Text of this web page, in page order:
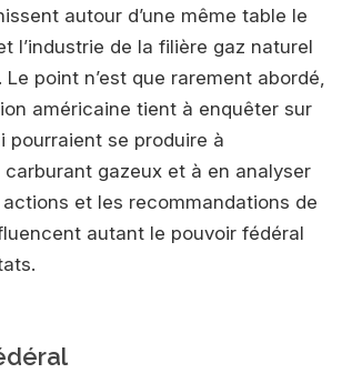
autour d’une même table le
l’industrie de la filière gaz naturel
point n’est que rarement abordé,
américaine tient à enquêter sur
pourraient se produire à
carburant gazeux et à en analyser
et les recommandations de
autant le pouvoir fédéral